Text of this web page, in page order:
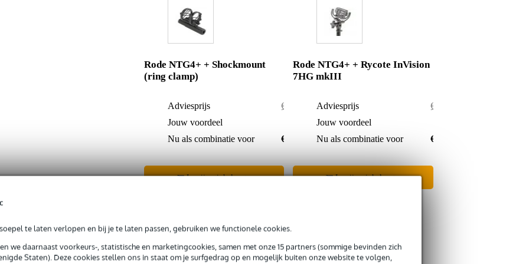
te laten verlopen en bij je te laten passen, gebruiken we functionele cookies.
we daarnaast voorkeurs-, statistische en marketingcookies, samen met onze 15 partners (sommige bevinden zich
Staten). Deze cookies stellen ons in staat om je surfgedrag op en mogelijk buiten onze website te volgen,
Rode NTG4+ + Shockmount
(ring clamp)
Adviesprijs
€ 299,-
Jouw voordeel
Nu als combinatie voor
€ 298,-
In mijn winkelwagen
Rode NTG4+ + Rycote InVision
7HG mkIII
Adviesprijs
€ 313,-
Jouw voordeel
Nu als combinatie voor
€ 311,-
In mijn winkelwagen